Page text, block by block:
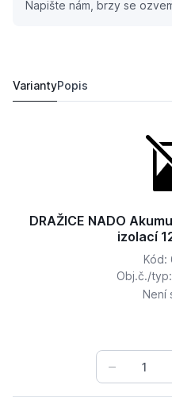
Napište nám, brzy se
VariantyPopis
DRAŽICE NADO
izolací
Kód:
Obj.č./
Není